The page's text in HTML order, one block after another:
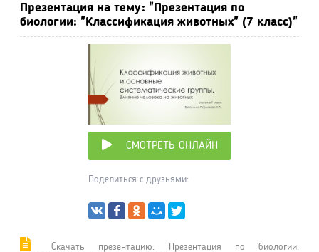
Презентация на тему: "Презентация по
биологии: "Классификация животных" (7 класс)"
СМОТРЕТЬ ОНЛАЙН
Поделиться с друзьями:
Cкачать презентацию: Презентация по биологии: